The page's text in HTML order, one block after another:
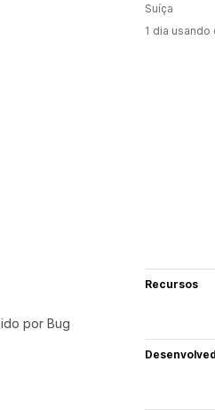
Suíça
1 dia usando
por Bug
Recursos